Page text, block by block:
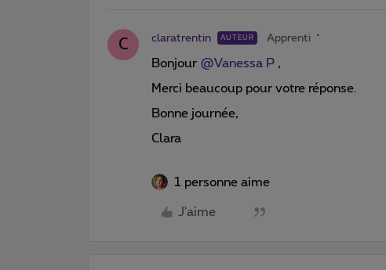
C claratrentin AUTEUR Apprenti
Bonjour ​ @Vanessa P ,
Merci beaucoup pour votre réponse.
Bonne journée,
Clara
1 personne aime
J'aime